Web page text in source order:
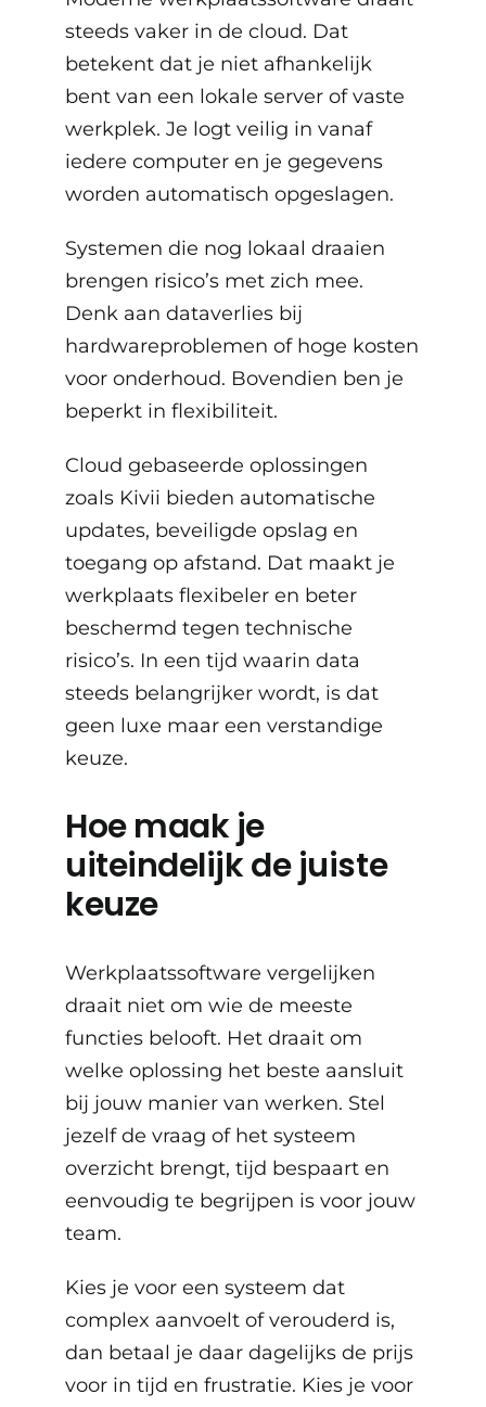
steeds vaker in de cloud. Dat
betekent dat je niet afhankelijk
bent van een lokale server of vaste
werkplek. Je logt veilig in vanaf
iedere computer en je gegevens
worden automatisch opgeslagen.
Systemen die nog lokaal draaien
brengen risico’s met zich mee.
Denk aan dataverlies bij
hardwareproblemen of hoge kosten
voor onderhoud. Bovendien ben je
beperkt in flexibiliteit.
Cloud gebaseerde oplossingen
zoals Kivii bieden automatische
updates, beveiligde opslag en
toegang op afstand. Dat maakt je
werkplaats flexibeler en beter
beschermd tegen technische
risico’s. In een tijd waarin data
steeds belangrijker wordt, is dat
geen luxe maar een verstandige
keuze.
Hoe maak je
uiteindelijk de juiste
keuze
Werkplaatssoftware vergelijken
draait niet om wie de meeste
functies belooft. Het draait om
welke oplossing het beste aansluit
bij jouw manier van werken. Stel
jezelf de vraag of het systeem
overzicht brengt, tijd bespaart en
eenvoudig te begrijpen is voor jouw
team.
Kies je voor een systeem dat
complex aanvoelt of verouderd is,
dan betaal je daar dagelijks de prijs
voor in tijd en frustratie. Kies je voor